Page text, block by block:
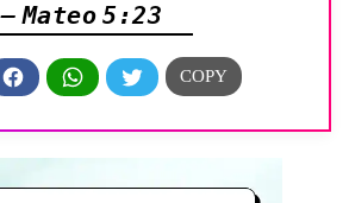
— Mateo 5:23